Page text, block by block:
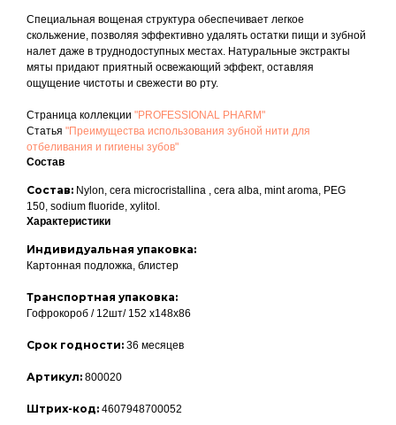
Специальная вощеная структура обеспечивает легкое
скольжение, позволяя эффективно удалять остатки пищи и зубной
налет даже в труднодоступных местах. Натуральные экстракты
мяты придают приятный освежающий эффект, оставляя
ощущение чистоты и свежести во рту.
Страница коллекции "PROFESSIONAL PHARM"
Cтатья "Преимущества использования зубной нити для
отбеливания и гигиены зубов"
Состав
Состав: Nylon, cera microcristallina , cera alba, mint aroma, PEG
150, sodium fluoride, xylitol.
Характеристики
Индивидуальная упаковка:
Картонная подложка, блистер
Транспортная упаковка:
Гофрокороб / 12шт/ 152 х148х86
Срок годности: 36 месяцев
Артикул: 800020
Штрих-код: 4607948700052